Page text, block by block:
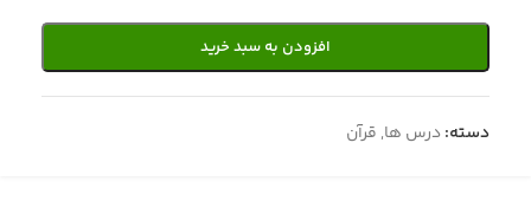
افزودن به سبد خرید
دسته:درس ها, قرآن